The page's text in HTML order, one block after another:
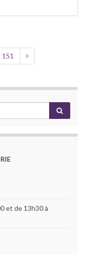
151
et de 13h30 à